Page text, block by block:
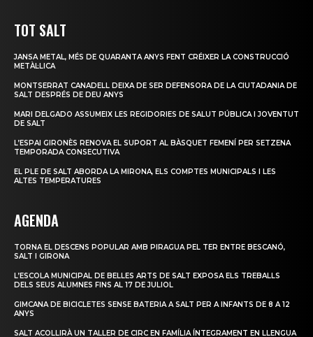
TOT SALT
JANSA METAL, MÉS DE QUARANTA ANYS FENT CRÉIXER LA CONSTRUCCIÓ
METÀL·LICA
MONTSERRAT CANADELL DEIXA DE SER DEFENSORA DE LA CIUTADANIA DE
SALT DESPRÉS DE DEU ANYS
MARI DELGADO ASSUMEIX LES REGIDORIES DE SALUT PÚBLICA I JOVENTUT
DE SALT
L’ESPAI GIRONÈS RENOVA EL SUPORT AL BÀSQUET FEMENÍ PER SETZENA
TEMPORADA CONSECUTIVA
EL PLE DE SALT ABORDA LA MIRONA, ELS COMPTES MUNICIPALS I LES
ALTES TEMPERATURES
AGENDA
TORNA EL DESCENS POPULAR AMB PIRAGUA PEL TER ENTRE BESCANÓ,
SALT I GIRONA
L’ESCOLA MUNICIPAL DE BELLES ARTS DE SALT EXPOSA ELS TREBALLS
DELS SEUS ALUMNES FINS AL 17 DE JULIOL
GIMCANA DE BICICLETES SENSE BATERIA A SALT PER A INFANTS DE 8 A 12
ANYS
SALT ACOLLIRÀ UN TALLER DE CIRC EN FAMÍLIA ÍNTEGRAMENT EN LLENGUA